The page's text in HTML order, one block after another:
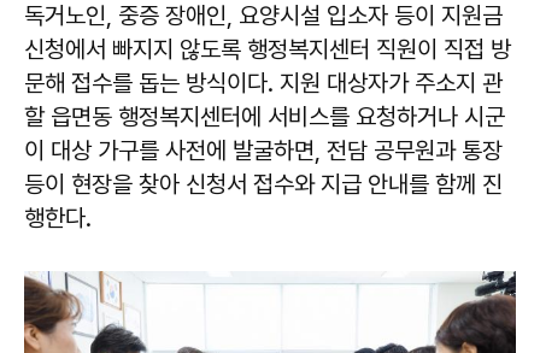
독거노인, 중증 장애인, 요양시설 입소자 등이 지원금
신청에서 빠지지 않도록 행정복지센터 직원이 직접 방
문해 접수를 돕는 방식이다. 지원 대상자가 주소지 관
할 읍면동 행정복지센터에 서비스를 요청하거나 시군
이 대상 가구를 사전에 발굴하면, 전담 공무원과 통장
등이 현장을 찾아 신청서 접수와 지급 안내를 함께 진
행한다.